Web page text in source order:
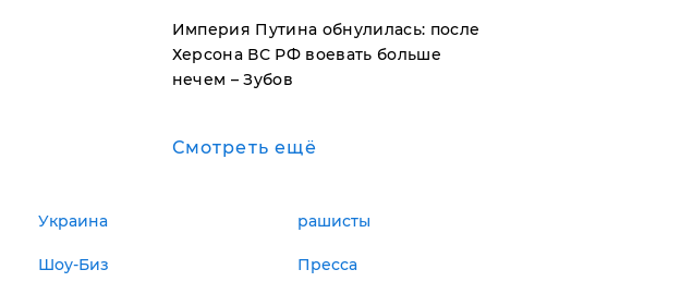
Империя Путина обнулилась: после
Херсона ВС РФ воевать больше
нечем – Зубов
Смотреть ещё
Украина рашисты
Шоу-Биз Пресса